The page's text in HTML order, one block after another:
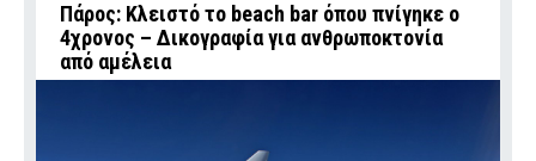
Πάρος: Κλειστό το beach bar όπου πνίγηκε ο
4χρονος – Δικογραφία για ανθρωποκτονία
από αμέλεια